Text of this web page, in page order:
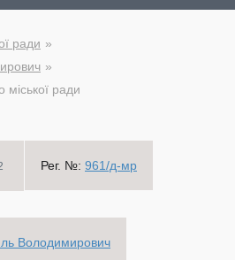
ради
міської ради
Рег. №: 961/д-мр
Володимирович